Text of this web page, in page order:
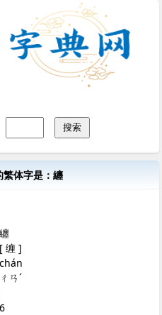
繁体字是：纏
缠 ]
ㄢˊ